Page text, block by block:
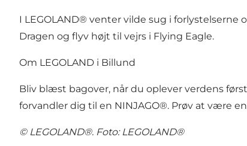
I LEGOLAND® venter vilde sug i forlystelserne
Dragen og flyv højt til vejrs i Flying Eagle.
Om LEGOLAND i Billund
Bliv blæst bagover, når du oplever verdens
forvandler dig til en NINJAGO®. Prøv at være
© LEGOLAND®. Foto: LEGOLAND®